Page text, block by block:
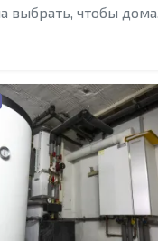
выбрать, чтобы дома...